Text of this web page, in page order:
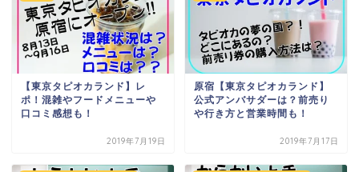
【東京タピオカランド】レ
ポ！混雑やフードメニューや
口コミ感想も！
2019年7月19日
原宿【東京タピオカランド】
公式アンバサダーは？前売り
や行き方と営業時間も！
2019年7月17日